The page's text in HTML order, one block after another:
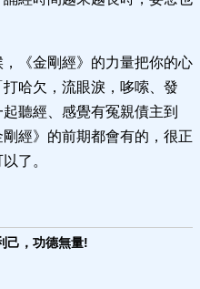
《金剛經》的力量把你的心
哈欠，流眼淚，哆嗦、發
聽經、感覺有冤親債主到
經》的前期都會有的，很正
了。
己，功德無量!